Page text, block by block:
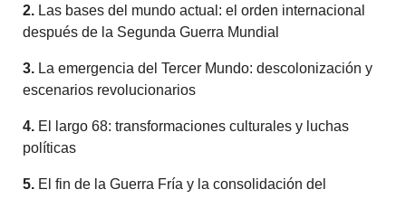
2. Las bases del mundo actual: el orden internacional
después de la Segunda Guerra Mundial
3. La emergencia del Tercer Mundo: descolonización y
escenarios revolucionarios
4. El largo 68: transformaciones culturales y luchas
políticas
5. El fin de la Guerra Fría y la consolidación del